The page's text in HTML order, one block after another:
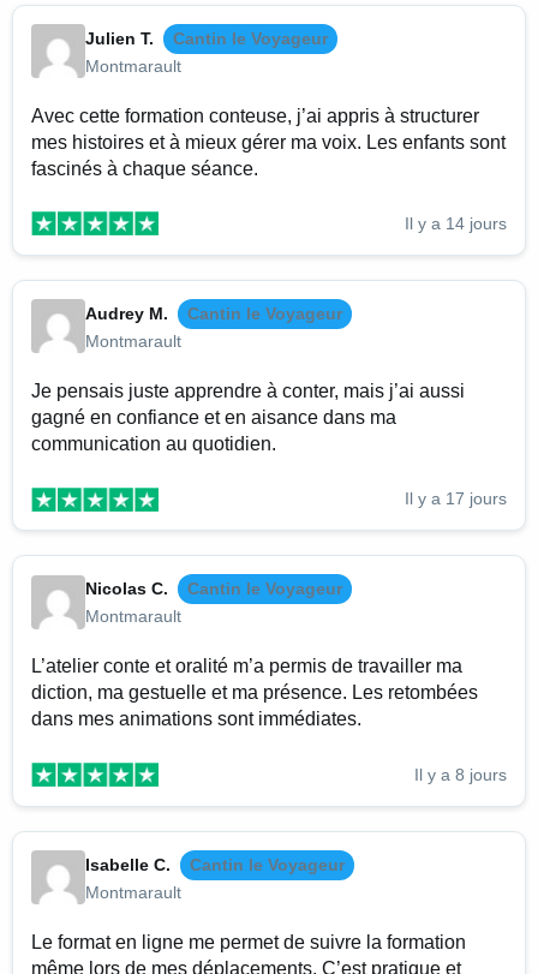
Julien T.
Cantin le Voyageur
Montmarault
Avec cette formation conteuse, j’ai appris à structurer
mes histoires et à mieux gérer ma voix. Les enfants sont
fascinés à chaque séance.
Il y a 14 jours
Audrey M.
Cantin le Voyageur
Montmarault
Je pensais juste apprendre à conter, mais j’ai aussi
gagné en confiance et en aisance dans ma
communication au quotidien.
Il y a 17 jours
Nicolas C.
Cantin le Voyageur
Montmarault
L’atelier conte et oralité m’a permis de travailler ma
diction, ma gestuelle et ma présence. Les retombées
dans mes animations sont immédiates.
Il y a 8 jours
Isabelle C.
Cantin le Voyageur
Montmarault
Le format en ligne me permet de suivre la formation
même lors de mes déplacements. C’est pratique et